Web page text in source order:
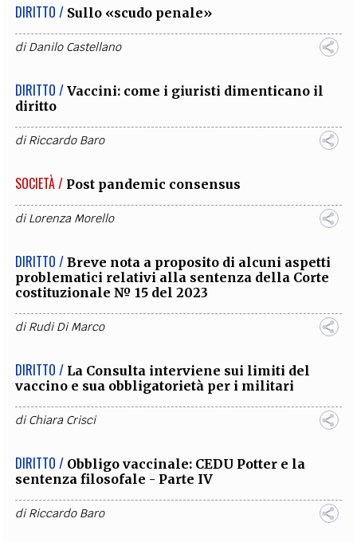
DIRITTO / Sullo «scudo penale»
diDanilo Castellano
DIRITTO / Vaccini: come i giuristi dimenticano il
diritto
diRiccardo Baro
SOCIETÀ / Post pandemic consensus
diLorenza Morello
DIRITTO / Breve nota a proposito di alcuni aspetti
problematici relativi alla sentenza della Corte
costituzionale № 15 del 2023
diRudi Di Marco
DIRITTO / La Consulta interviene sui limiti del
vaccino e sua obbligatorietà per i militari
diChiara Crisci
DIRITTO / Obbligo vaccinale: CEDU Potter e la
sentenza filosofale - Parte IV
diRiccardo Baro